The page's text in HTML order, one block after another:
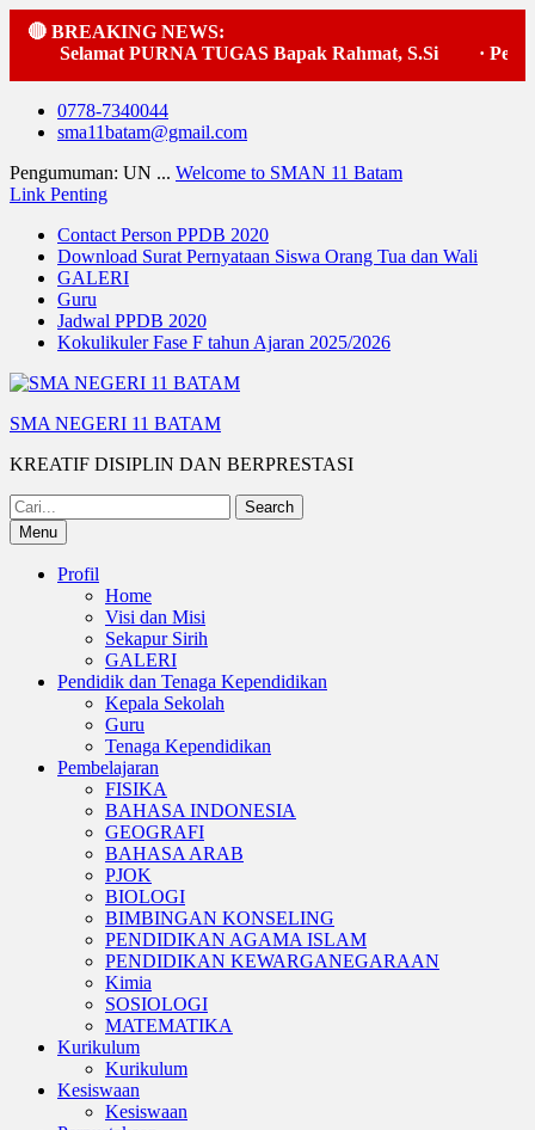
🔴 BREAKING NEWS:
Selamat PURNA TUGAS Bapak Rahmat, S.Si
Skip
0778-7340044
sma11batam@gmail.com
Pengumuman: UN ... Welcome to SMAN 11 Batam
Link Penting
Contact Person PPDB 2020
Download Surat Pernyataan Siswa Orang Tua dan Wali
GALERI
Guru
Jadwal PPDB 2020
Kokulikuler Fase F tahun Ajaran 2025/2026
SMA NEGERI 11 BATAM
KREATIF DISIPLIN DAN BERPRESTASI
Search
for:Menu
Profil
Home
Visi dan Misi
Sekapur Sirih
GALERI
Pendidik dan Tenaga Kependidikan
Kepala Sekolah
Guru
Tenaga Kependidikan
Pembelajaran
FISIKA
BAHASA INDONESIA
GEOGRAFI
BAHASA ARAB
PJOK
BIOLOGI
BIMBINGAN KONSELING
PENDIDIKAN AGAMA ISLAM
PENDIDIKAN KEWARGANEGARAAN
Kimia
SOSIOLOGI
MATEMATIKA
Kurikulum
Kurikulum
Kesiswaan
Kesiswaan